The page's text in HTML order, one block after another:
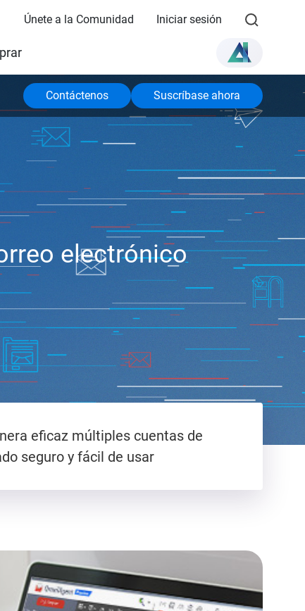
Únete a la Comunidad Iniciar sesión
Contáctenos Suscríbase ahora
electrónico
eficaz múltiples cuentas de
seguro y fácil de usar